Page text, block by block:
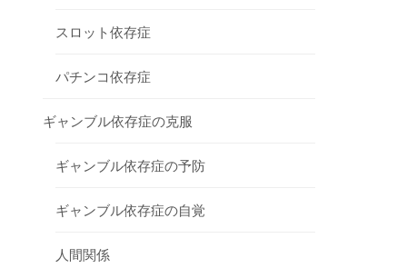
スロット依存症
パチンコ依存症
ギャンブル依存症の克服
ギャンブル依存症の予防
ギャンブル依存症の自覚
人間関係